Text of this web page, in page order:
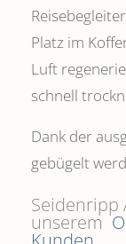
Platz im
Luft
schnell
Dank der
gebügelt
Seidenripp
unserem